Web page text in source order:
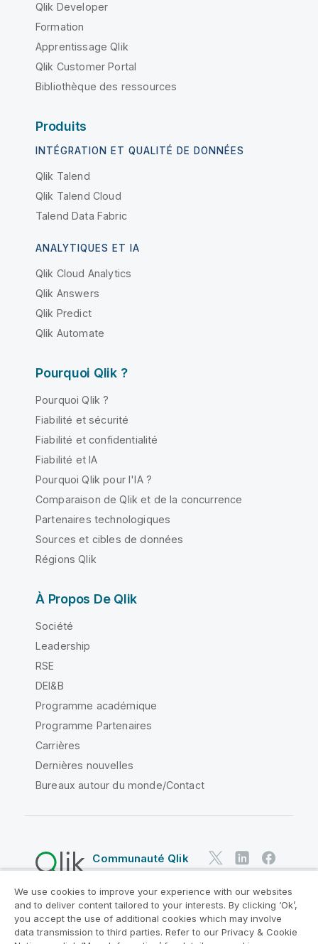
Qlik Developer
Formation
Apprentissage Qlik
Qlik Customer Portal
Bibliothèque des ressources
Produits
INTÉGRATION ET QUALITÉ DE DONNÉES
Qlik Talend
Qlik Talend Cloud
Talend Data Fabric
ANALYTIQUES ET IA
Qlik Cloud Analytics
Qlik Answers
Qlik Predict
Qlik Automate
Pourquoi Qlik ?
Pourquoi Qlik ?
Fiabilité et sécurité
Fiabilité et confidentialité
Fiabilité et IA
Pourquoi Qlik pour l'IA ?
Comparaison de Qlik et de la concurrence
Partenaires technologiques
Sources et cibles de données
Régions Qlik
À Propos De Qlik
Société
Leadership
RSE
DEI&B
Programme académique
Programme Partenaires
Carrières
Dernières nouvelles
Bureaux autour du monde/Contact
Communauté Qlik
Contrats juridiques
Conditions d'utilisation des produits
Legal Policies
Conditions légales
We use cookies to improve your experience with our websites
and to deliver content tailored to your interests. By clicking ‘Ok’,
you accept the use of additional cookies which may involve
data transmission to third parties. Refer to our Privacy & Cookie